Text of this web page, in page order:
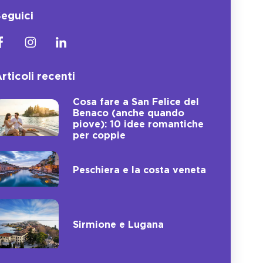
recenti
Cosa fare a San Felice del
Benaco (anche quando
piove): 10 idee romantiche
per coppie
Peschiera e la costa veneta
Sirmione e Lugana